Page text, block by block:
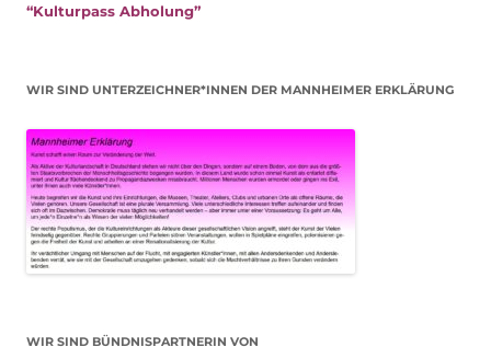
“Kulturpass Abholung”
WIR SIND UNTERZEICHNER*INNEN DER MANNHEIMER ERKLÄRUNG
WIR SIND BÜNDNISPARTNERIN VON